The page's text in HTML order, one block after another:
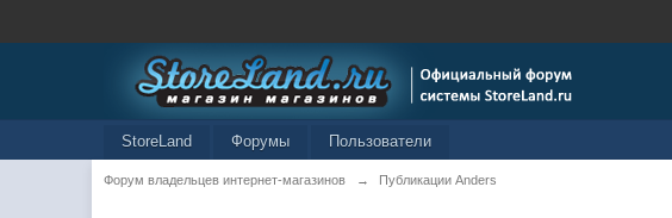
StoreLand Форумы Пользователи
Форум владельцев интернет-магазинов → Публикации Anders